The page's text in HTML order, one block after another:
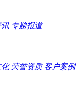
讯 专题报道
化 荣誉资质 客户案例